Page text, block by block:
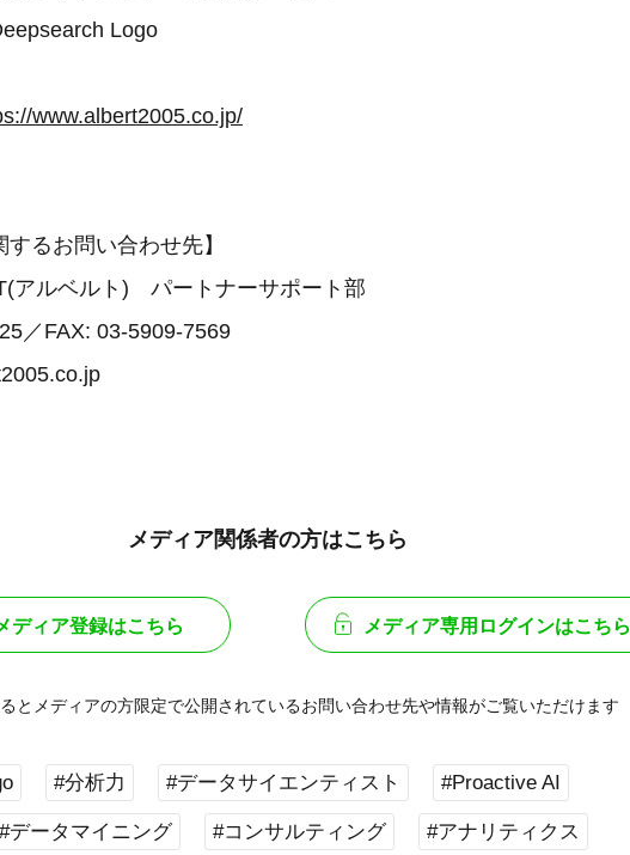
Logo
www.albert2005.co.jp/
するお問い合わせ先】
アルベルト) パートナーサポート部
／FAX: 03-5909-7569
メディア関係者の方はこちら
ディア登録はこちら メディア専用ログインはこちら
とメディアの方限定で公開されているお問い合わせ先や情報がご覧いただけます
#分析力 #データサイエンティスト #Proactive AI
#データマイニング #コンサルティング #アナリティクス